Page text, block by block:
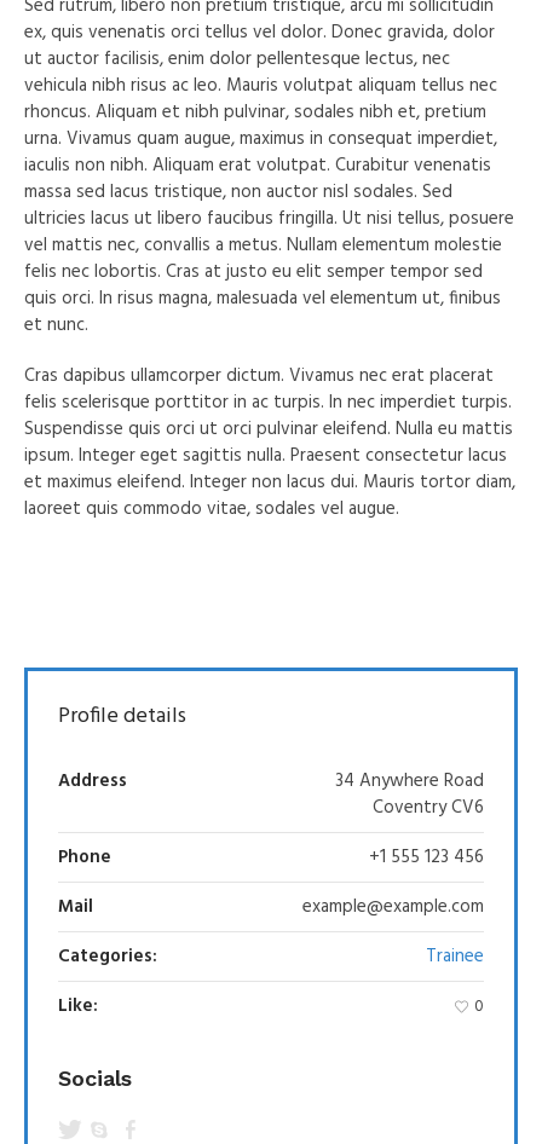
ex, quis venenatis orci tellus vel dolor. Donec gravida, dolor
ut auctor facilisis, enim dolor pellentesque lectus, nec
vehicula nibh risus ac leo. Mauris volutpat aliquam tellus nec
rhoncus. Aliquam et nibh pulvinar, sodales nibh et, pretium
urna. Vivamus quam augue, maximus in consequat imperdiet,
iaculis non nibh. Aliquam erat volutpat. Curabitur venenatis
massa sed lacus tristique, non auctor nisl sodales. Sed
ultricies lacus ut libero faucibus fringilla. Ut nisi tellus, posuere
vel mattis nec, convallis a metus. Nullam elementum molestie
felis nec lobortis. Cras at justo eu elit semper tempor sed
quis orci. In risus magna, malesuada vel elementum ut, finibus
et nunc.
Cras dapibus ullamcorper dictum. Vivamus nec erat placerat
felis scelerisque porttitor in ac turpis. In nec imperdiet turpis.
Suspendisse quis orci ut orci pulvinar eleifend. Nulla eu mattis
ipsum. Integer eget sagittis nulla. Praesent consectetur lacus
et maximus eleifend. Integer non lacus dui. Mauris tortor diam,
laoreet quis commodo vitae, sodales vel augue.
Profile details
Address
34 Anywhere Road
Coventry CV6
Phone
+1 555 123 456
Mail
example@example.com
Categories:
Trainee
Like:
0
Socials